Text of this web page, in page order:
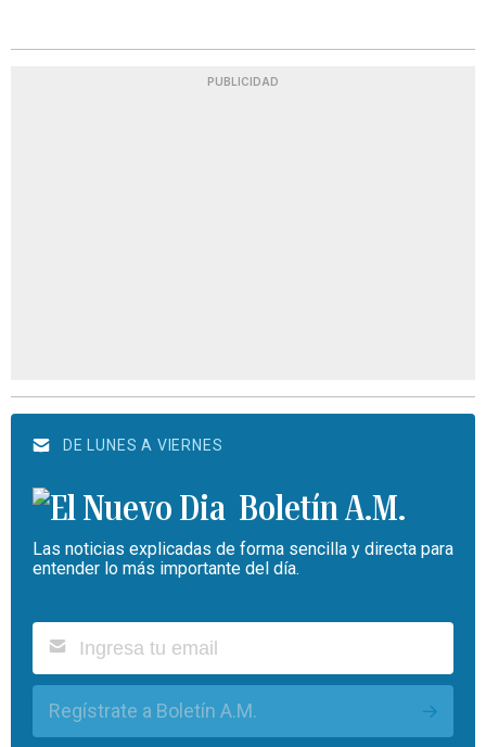
PUBLICIDAD
DE LUNES A VIERNES
Boletín A.M.
Las noticias explicadas de forma sencilla y directa para
entender lo más importante del día.
Regístrate a Boletín A.M.